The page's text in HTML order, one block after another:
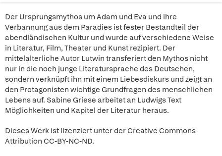
Der Ursprungsmythos um Adam und Eva und ihre
Verbannung aus dem Paradies ist fester Bestandteil der
abendländischen Kultur und wurde auf verschiedene Weise
in Literatur, Film, Theater und Kunst rezipiert. Der
mittelalterliche Autor Lutwin transferiert den Mythos nicht
nur in die noch junge Literatursprache des Deutschen,
sondern verknüpft ihn mit einem Liebesdiskurs und zeigt an
den Protagonisten wichtige Grundfragen des menschlichen
Lebens auf. Sabine Griese arbeitet an Ludwigs Text
Möglichkeiten und Kapitel der Literatur heraus.
Dieses Werk ist lizenziert unter der Creative Commons
Attribution CC-BY-NC-ND.